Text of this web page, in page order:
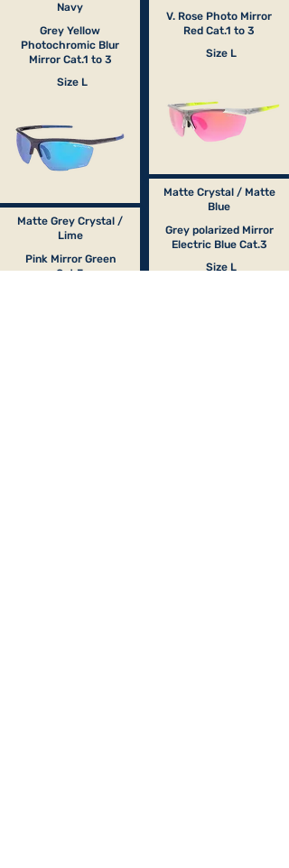
Navy
Grey Yellow
Photochromic Blur
Mirror Cat.1 to 3
Size L
Matte Grey Crystal /
Lime
Pink Mirror Green
Cat.3
V. Rose Photo Mirror
Red Cat.1 to 3
Size L
Matte Crystal / Matte
Blue
Grey polarized Mirror
Electric Blue Cat.3
Size L